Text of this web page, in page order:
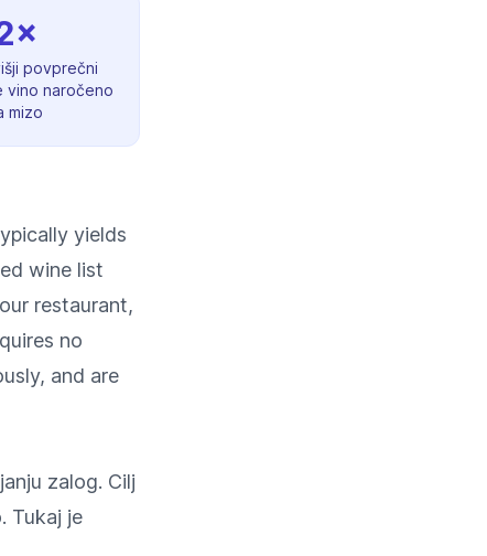
povprečni
vino naročeno
mizo
yields
wine list
restaurant,
no
and are
zalog. Cilj
Tukaj je